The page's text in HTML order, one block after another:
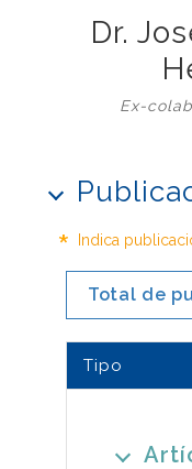
Dr.
Ex-
* Indica
Total de
Tipo